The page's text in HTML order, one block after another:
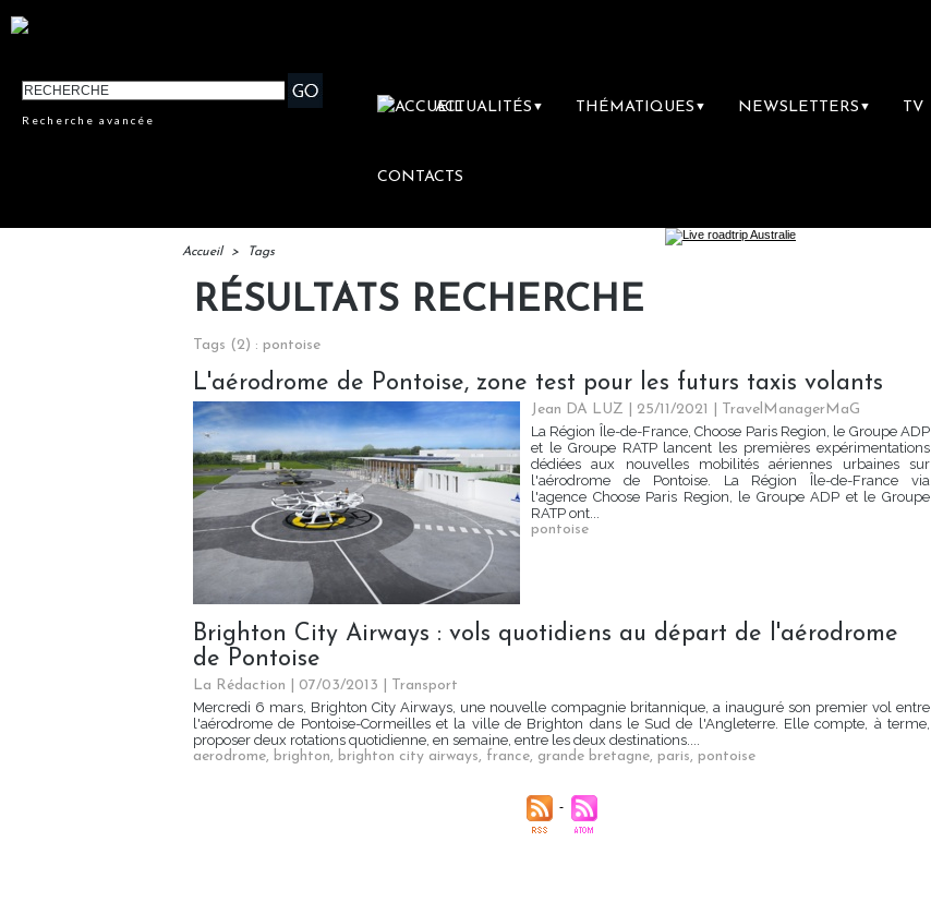
Recherche avancée
ACTUALITÉS ▼ THÉMATIQUES ▼ NEWSLETTERS ▼ TV
CONTACTS
Accueil > Tags
RÉSULTATS RECHERCHE
Tags (2) : pontoise
L'aérodrome de Pontoise, zone test pour les futurs taxis volants
Jean DA LUZ | 25/11/2021
TravelManagerMaG
La Région Île-de-France, Choose Paris Region, le Groupe ADP
et le Groupe RATP lancent les premières expérimentations
dédiées aux nouvelles mobilités aériennes urbaines sur
l'aérodrome de Pontoise. La Région Île-de-France via
l'agence Choose Paris Region, le Groupe ADP et le Groupe
RATP ont...
pontoise
Brighton City Airways : vols quotidiens au départ de l'aérodrome
de Pontoise
La Rédaction | 07/03/2013
Transport
Mercredi 6 mars, Brighton City Airways, une nouvelle compagnie britannique, a inauguré son premier vol entre
l'aérodrome de Pontoise-Cormeilles et la ville de Brighton dans le Sud de l'Angleterre. Elle compte, à terme,
proposer deux rotations quotidienne, en semaine, entre les deux destinations....
aerodrome, brighton, brighton city airways, france, grande bretagne, paris, pontoise